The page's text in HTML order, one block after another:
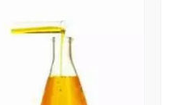
Vista Previa